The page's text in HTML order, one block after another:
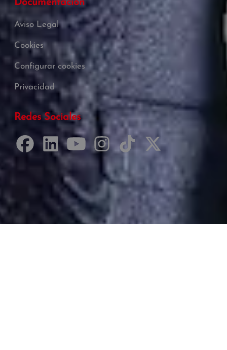
Documentación
Aviso Legal
Cookies
Configurar cookies
Privacidad
Redes Sociales
Desarrollado por Just Quality